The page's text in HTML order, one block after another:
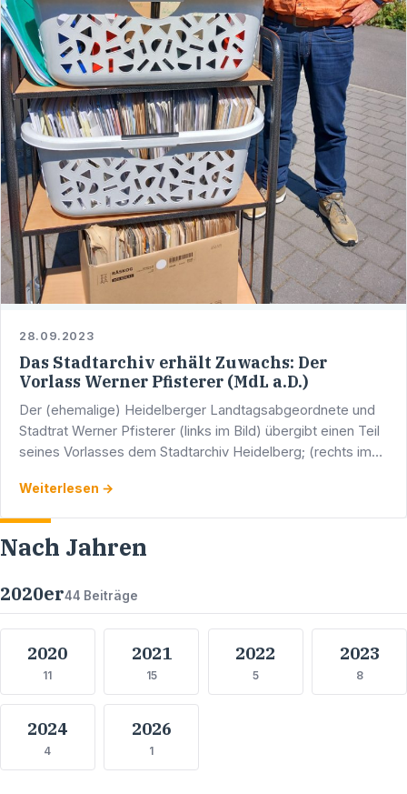
28.09.2023
Das Stadtarchiv erhält Zuwachs: Der
Vorlass Werner Pfisterer (MdL a.D.)
Der (ehemalige) Heidelberger Landtagsabgeordnete und
Stadtrat Werner Pfisterer (links im Bild) übergibt einen Teil
seines Vorlasses dem Stadtarchiv Heidelberg; (rechts im
Weiterlesen →
Nach Jahren
2020er44 Beiträge
2020
11
2021
15
2022
5
2023
8
2024
4
2026
1